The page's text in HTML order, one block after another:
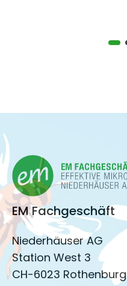
EM Fachgeschäft
Niederhäuser AG
Station West 3
CH-6023 Rothenburg